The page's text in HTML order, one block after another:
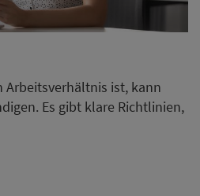
Arbeitsverhältnis ist, kann
Es gibt klare Richtlinien,